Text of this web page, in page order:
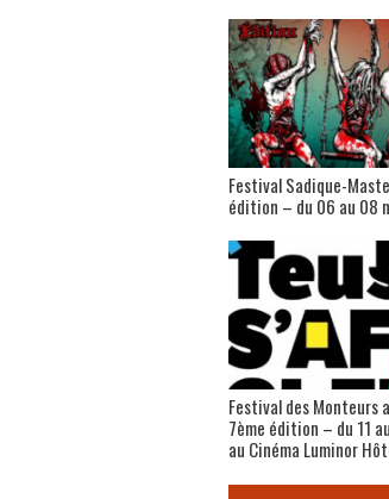
Festival Sadique-
édition – du 06 au 08
Festival des Monteurs
7ème édition – du 11
au Cinéma Luminor